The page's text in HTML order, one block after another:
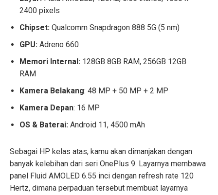
2400 pixels
Chipset: Qualcomm Snapdragon 888 5G (5 nm)
GPU: Adreno 660
Memori Internal: 128GB 8GB RAM, 256GB 12GB
RAM
Kamera Belakang: 48 MP + 50 MP + 2 MP
Kamera Depan: 16 MP
OS & Baterai: Android 11, 4500 mAh
Sebagai HP kelas atas, kamu akan dimanjakan dengan
banyak kelebihan dari seri OnePlus 9. Layarnya membawa
panel Fluid AMOLED 6.55 inci dengan refresh rate 120
Hertz, dimana perpaduan tersebut membuat layarnya